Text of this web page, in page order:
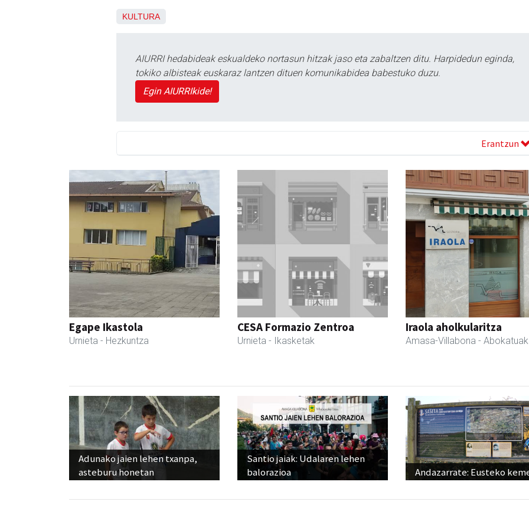
KULTURA
AIURRI hedabideak eskualdeko nortasun hitzak jaso eta zabaltzen ditu. Harpidedun eginda,
tokiko albisteak euskaraz lantzen dituen komunikabidea babestuko duzu.
Egin AIURRIkide!
Erantzun
Egape Ikastola
Urnieta - Hezkuntza
CESA Formazio Zentroa
Urnieta - Ikasketak
Iraola aholkularitza
Amasa-Villabona - Abokatuak
Adunako jaien lehen txanpa,
asteburu honetan
Santio jaiak: Udalaren lehen
balorazioa
Andazarrate: Eusteko